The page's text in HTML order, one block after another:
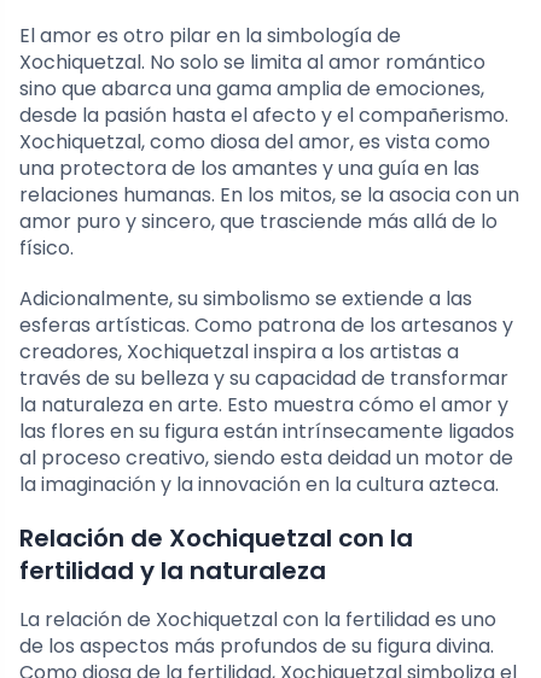
El amor es otro pilar en la simbología de
Xochiquetzal. No solo se limita al amor romántico
sino que abarca una gama amplia de emociones,
desde la pasión hasta el afecto y el compañerismo.
Xochiquetzal, como diosa del amor, es vista como
una protectora de los amantes y una guía en las
relaciones humanas. En los mitos, se la asocia con un
amor puro y sincero, que trasciende más allá de lo
físico.
Adicionalmente, su simbolismo se extiende a las
esferas artísticas. Como patrona de los artesanos y
creadores, Xochiquetzal inspira a los artistas a
través de su belleza y su capacidad de transformar
la naturaleza en arte. Esto muestra cómo el amor y
las flores en su figura están intrínsecamente ligados
al proceso creativo, siendo esta deidad un motor de
la imaginación y la innovación en la cultura azteca.
Relación de Xochiquetzal con la
fertilidad y la naturaleza
La relación de Xochiquetzal con la fertilidad es uno
de los aspectos más profundos de su figura divina.
Como diosa de la fertilidad, Xochiquetzal simboliza el